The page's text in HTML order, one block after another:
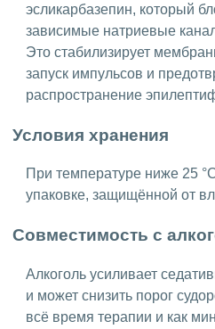
эсликарбазепин, который
зависимые натриевые
Это стабилизирует
запуск импульсов и
распространение
Условия хранения
При температуре ниже 25
упаковке, защищённой от
Совместимость с
Алкоголь усиливает
и может снизить порог
всё время терапии и как